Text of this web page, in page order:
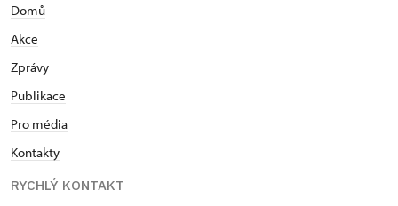
Domů
Akce
Zprávy
Publikace
Pro média
Kontakty
RYCHLÝ KONTAKT